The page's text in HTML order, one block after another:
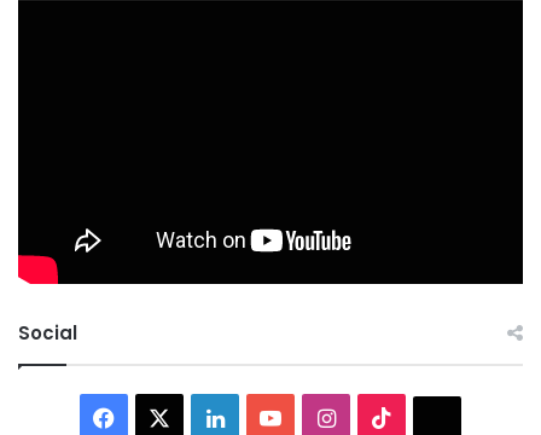
Social
Facebook LinkedInYouTubeInstagram